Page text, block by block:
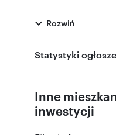
spożywcze, KFC,
ścieżki rowerowe,
Lesie Tynieckim
wypoczynek.
Pierwszy etap
mieszkań o
Wszystkie
Rozwiń
Statystyki
Inne
inwestycji